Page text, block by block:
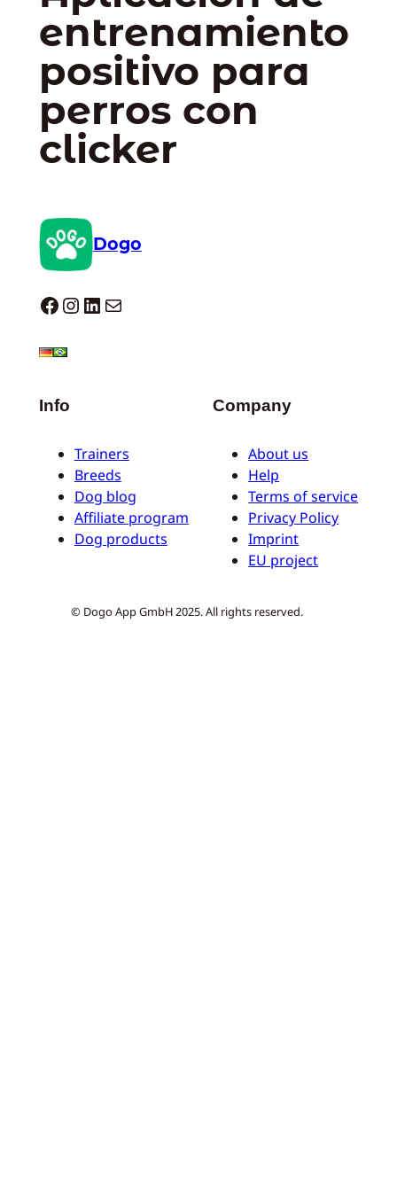
entrenamiento
positivo para
perros con
clicker
Dogo
Dogo facebook InstagramLinkedIn Correo electrónico
Info
Trainers
Breeds
Dog blog
Affiliate program
Dog products
Company
About us
Help
Terms of service
Privacy Policy
Imprint
EU project
© Dogo App GmbH 2025. All rights reserved.